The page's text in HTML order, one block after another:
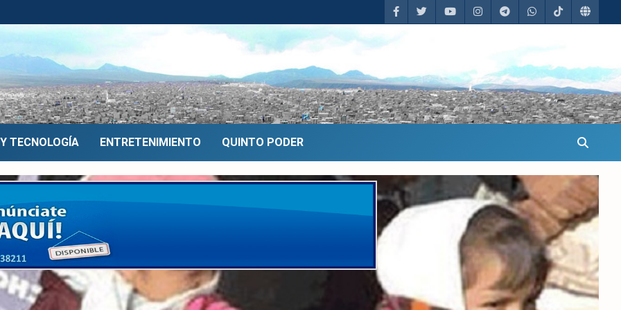
TECNOLOGÍA ENTRETENIMIENTO QUINTO PODER